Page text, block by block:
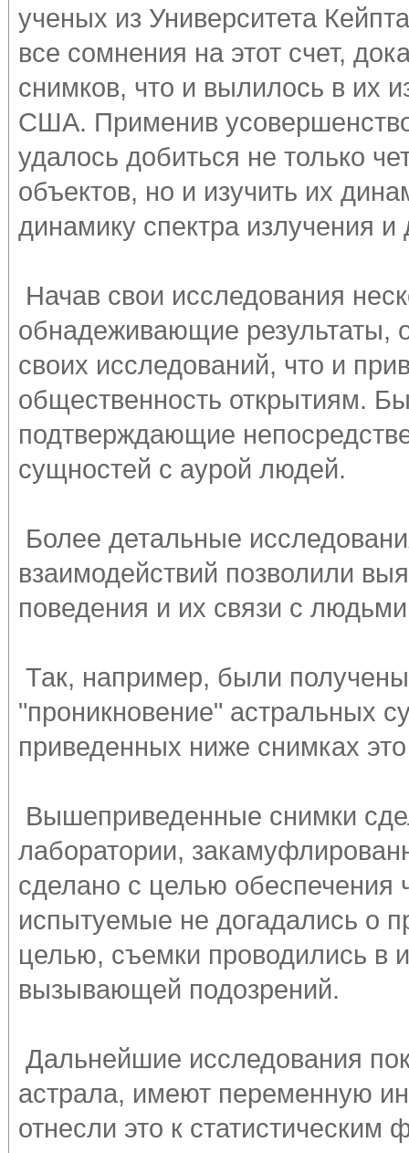
ученых из Университета
все сомнения на этот счет,
снимков, что и вылилось в их
США. Применив
удалось добиться не только
объектов, но и изучить их
динамику спектра излучения
Начав свои исследования
обнадеживающие результаты,
своих исследований, что и
общественность открытиям.
подтверждающие
сущностей с аурой людей.
Более детальные
взаимодействий позволили
поведения и их связи с
Так, например, были
"проникновение" астральных
приведенных ниже снимках
Вышеприведенные снимки
лаборатории,
сделано с целью обеспечения
испытуемые не догадались о
целью, съемки проводились в
вызывающей подозрений.
Дальнейшие исследования
астрала, имеют переменную
отнесли это к